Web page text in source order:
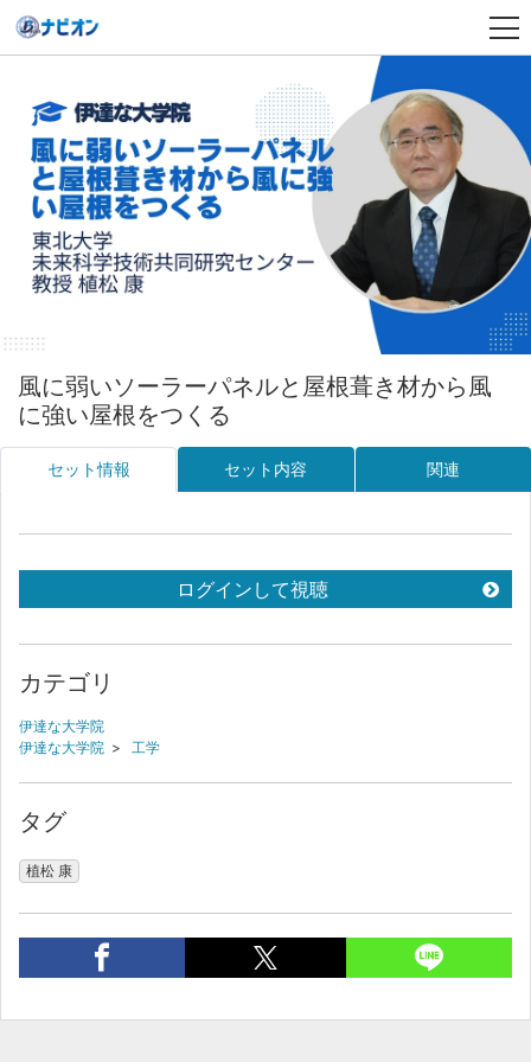
風に弱いソーラーパネルと屋根葺き材から風
に強い屋根をつくる
セット情報 セット内容 関連
ログインして視聴
カテゴリ
伊達な大学院
伊達な大学院 > 工学
タグ
植松 康